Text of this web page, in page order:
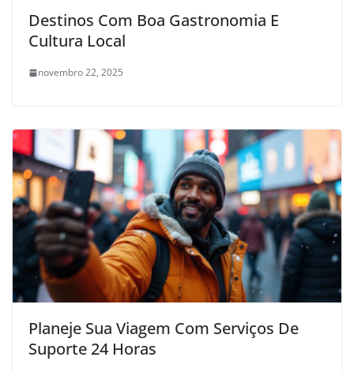
Destinos Com Boa Gastronomia E
Cultura Local
novembro 22, 2025
Planeje Sua Viagem Com Serviços De
Suporte 24 Horas